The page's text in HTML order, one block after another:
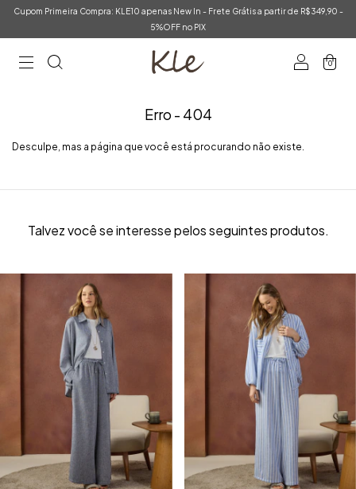
Cupom Primeira Compra: KLE10 apenas New In - Frete Grátis a partir de R$349,90 -
5%OFF no PIX
0
Erro - 404
Desculpe, mas a página que você está procurando não existe.
Talvez você se interesse pelos seguintes produtos.